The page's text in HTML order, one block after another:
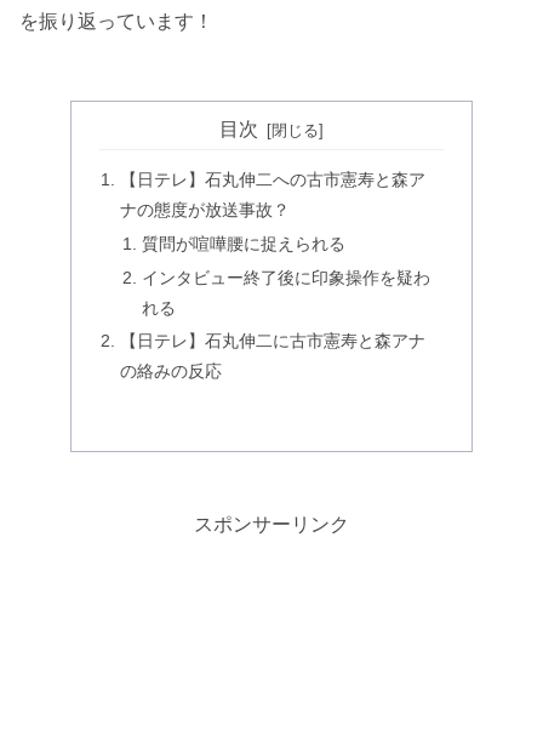
を振り返っています！
目次
【日テレ】石丸伸二への古市憲寿と森ア
ナの態度が放送事故？
質問が喧嘩腰に捉えられる
インタビュー終了後に印象操作を疑わ
れる
【日テレ】石丸伸二に古市憲寿と森アナ
の絡みの反応
スポンサーリンク